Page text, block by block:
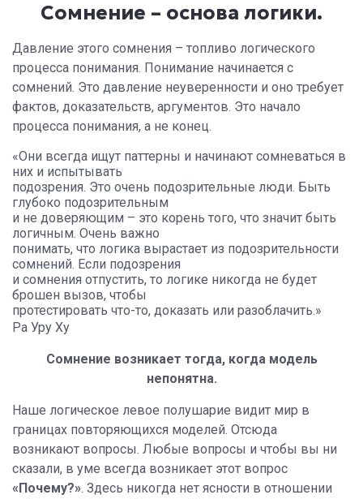
Сомнение – основа логики.
Давление этого сомнения – топливо логического
процесса понимания. Понимание начинается с
сомнений. Это давление неуверенности и оно требует
фактов, доказательств, аргументов. Это начало
процесса понимания, а не конец.
«Они всегда ищут паттерны и начинают сомневаться в
них и испытывать
подозрения. Это очень подозрительные люди. Быть
глубоко подозрительным
и не доверяющим – это корень того, что значит быть
логичным. Очень важно
понимать, что логика вырастает из подозрительности
сомнений. Если подозрения
и сомнения отпустить, то логике никогда не будет
брошен вызов, чтобы
протестировать что-то, доказать или разоблачить.»
Ра Уру Ху
Сомнение возникает тогда, когда модель
непонятна.
Наше логическое левое полушарие видит мир в
границах повторяющихся моделей. Отсюда
возникают вопросы. Любые вопросы и чтобы вы ни
сказали, в уме всегда возникает этот вопрос
«Почему?». Здесь никогда нет ясности в отношении